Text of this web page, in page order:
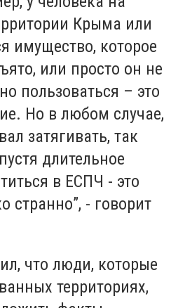
Крыма или
имущество, которое
или просто он не
пользоваться – это
Но в любом случае,
затягивать, так
длительное
в ЕСПЧ - это
странно”, - говорит
что люди, которые
территориях,